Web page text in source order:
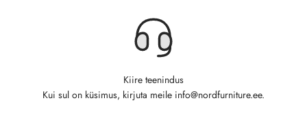
Kiire teenindus
Kui sul on küsimus, kirjuta meile info@nordfurniture.ee.